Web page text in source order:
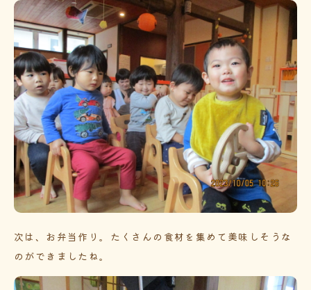
次は、お弁当作り。たくさんの食材を集めて美味しそうな
のができましたね。